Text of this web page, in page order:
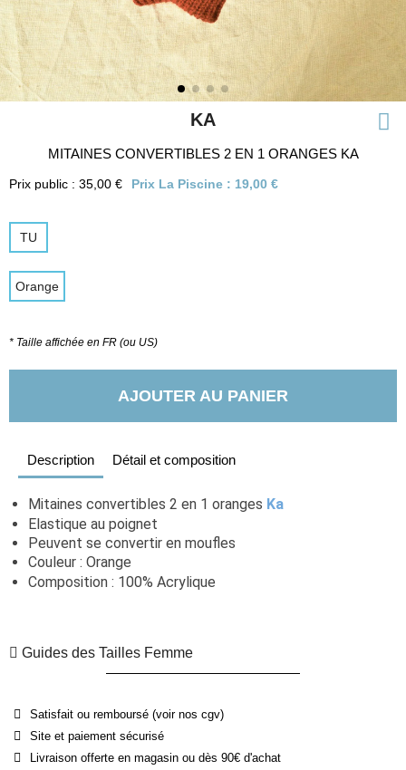
KA
MITAINES CONVERTIBLES 2 EN 1 ORANGES KA
Prix public : 35,00 € Prix La Piscine : 19,00 €
TU
Orange
* Taille affichée en FR (ou US)
AJOUTER AU PANIER
Description Détail et composition
Mitaines convertibles 2 en 1 oranges Ka
Elastique au poignet
Peuvent se convertir en moufles
Couleur : Orange
Composition : 100% Acrylique
Guides des Tailles Femme
Satisfait ou remboursé (voir nos cgv)
Site et paiement sécurisé
Livraison offerte en magasin ou dès 90€ d'achat